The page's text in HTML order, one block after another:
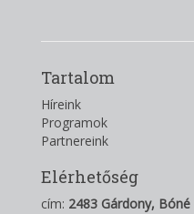
Tartalom
Híreink
Programok
Partnereink
Elérhetőség
cím: 2483 Gárdony,